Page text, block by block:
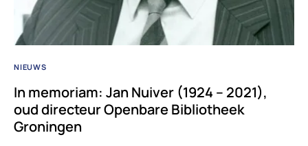
NIEUWS
In memoriam: Jan Nuiver (1924 – 2021),
oud directeur Openbare Bibliotheek
Groningen